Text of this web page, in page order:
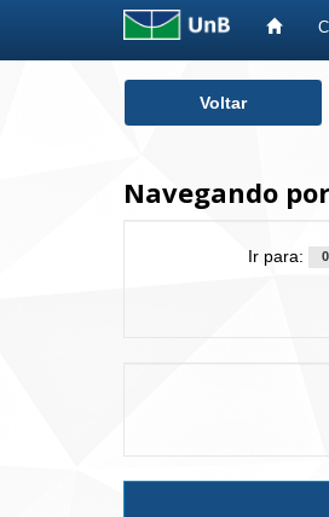
Voltar
Navegando
Ir para: